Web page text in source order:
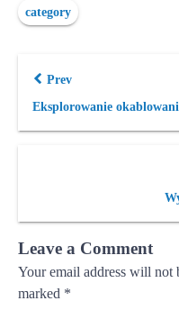
category
Prev
Eksplorowanie
Leave a Comment
Your email address will not
marked *